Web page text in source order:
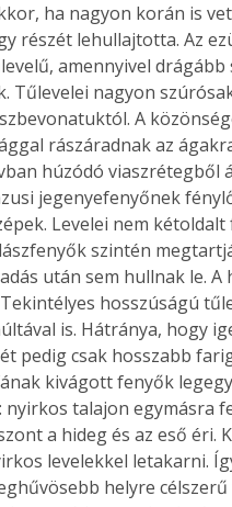
Együtt
ha nagyon korán is
részét lehullajtotta. Az
amennyivel
Tűlevelei nagyon
A
rászáradnak az
húzódó viaszrétegből
jegenyefenyőnek
Levelei nem
szintén
után sem hullnak le.
hosszúságú
is. Hátránya, hogy
pedig csak hosszabb
kivágott fenyők
talajon egymásra
a hideg és az eső
levelekkel letakarni.
helyre